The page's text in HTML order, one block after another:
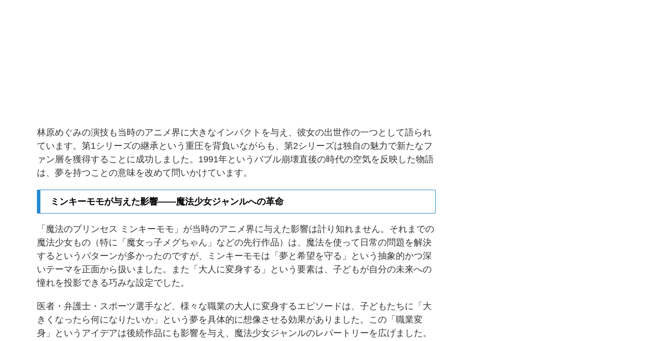
林原めぐみの演技も当時のアニメ界に大きなインパクトを与え、彼女の出世作の一つとして語られ
ています。第1シリーズの継承という重圧を背負いながらも、第2シリーズは独自の魅力で新たなフ
ァン層を獲得することに成功しました。1991年というバブル崩壊直後の時代の空気を反映した物語
は、夢を持つことの意味を改めて問いかけています。
ミンキーモモが与えた影響——魔法少女ジャンルへの革命
「魔法のプリンセス ミンキーモモ」が当時のアニメ界に与えた影響は計り知れません。それまでの
魔法少女もの（特に「魔女っ子メグちゃん」などの先行作品）は、魔法を使って日常の問題を解決
するというパターンが多かったのですが、ミンキーモモは「夢と希望を守る」という抽象的かつ深
いテーマを正面から扱いました。また「大人に変身する」という要素は、子どもが自分の未来への
憧れを投影できる巧みな設定でした。
医者・弁護士・スポーツ選手など、様々な職業の大人に変身するエピソードは、子どもたちに「大
きくなったら何になりたいか」という夢を具体的に想像させる効果がありました。この「職業変
身」というアイデアは後続作品にも影響を与え、魔法少女ジャンルのレパートリーを広げました。